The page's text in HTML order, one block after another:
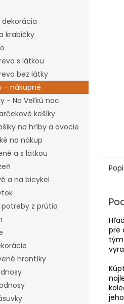
krabičky
s látkou
bez látky
- nákupné
- Na Veľkú noc
košíky
na hríby a ovocie
na nákup
a s látkou
a na bicykel
z prútia
hrantíky
pre